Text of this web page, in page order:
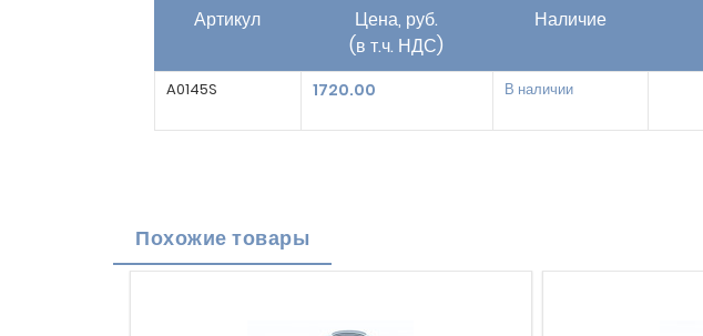
Артикул
Цена, руб.
(в т.ч. НДС)
Наличие
A0145S 1720.00 В наличии
Похожие товары